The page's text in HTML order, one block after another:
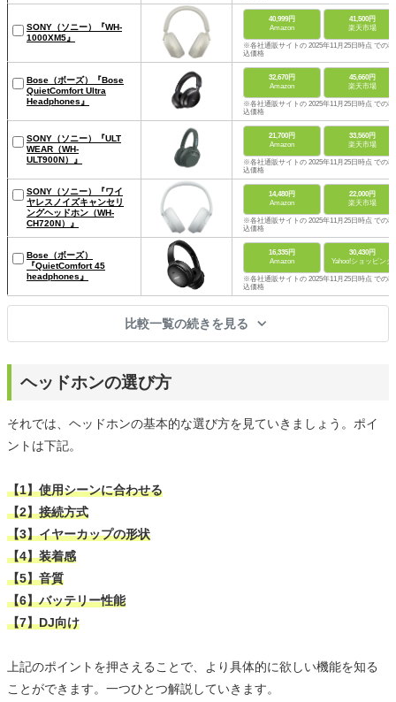
SONY（ソニー）『WH-
1000XM5』
40,999円
Amazon
41,500円
楽天市場
※各社通販サイトの 2025年11月25日時点 での税
込価格
Bose（ボーズ）『Bose
QuietComfort Ultra
Headphones』
32,670円
Amazon
45,660円
楽天市場
※各社通販サイトの 2025年11月25日時点 での税
込価格
SONY（ソニー）『ULT
WEAR（WH-
ULT900N）』
21,700円
Amazon
33,560円
楽天市場
※各社通販サイトの 2025年11月25日時点 での税
込価格
SONY（ソニー）『ワイ
ヤレスノイズキャンセリ
ングヘッドホン（WH-
CH720N）』
14,480円
Amazon
22,000円
楽天市場
※各社通販サイトの 2025年11月25日時点 での税
込価格
Bose（ボーズ）
『QuietComfort 45
headphones』
16,335円
Amazon
30,430円
Yahoo!ショッピング
※各社通販サイトの 2025年11月25日時点 での税
込価格
比較一覧の続きを見る
ヘッドホンの選び方
それでは、ヘッドホンの基本的な選び方を見ていきましょう。ポイ
ントは下記。
【1】使用シーンに合わせる
【2】接続方式
【3】イヤーカップの形状
【4】装着感
【5】音質
【6】バッテリー性能
【7】DJ向け
上記のポイントを押さえることで、より具体的に欲しい機能を知る
ことができます。一つひとつ解説していきます。